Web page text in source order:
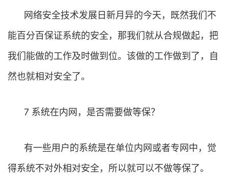
网络安全技术发展日新月异的今天，既然我们不
能百分百保证系统的安全，那我们就从合规做起，把
我们能做的工作及时做到位。该做的工作做到了，自
然也就相对安全了。
7 系统在内网，是否需要做等保？
有一些用户的系统是在单位内网或者专网中，觉
得系统不对外相对安全，所以就可以不做等保了。